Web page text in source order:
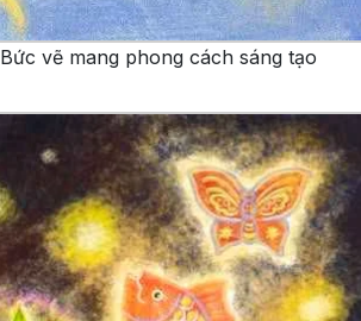
Bức vẽ mang phong cách sáng tạo